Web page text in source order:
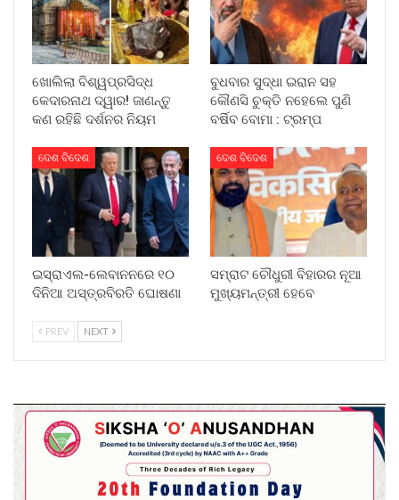
ଖୋଲିଲା ବିଶ୍ୱପ୍ରସିଦ୍ଧ
କେଦାରନାଥ ଦ୍ୱାର! ଜାଣନ୍ତୁ
କଣ ରହିଛି ଦର୍ଶନର ନିୟମ
ବୁଧବାର ସୁଦ୍ଧା ଇରାନ ସହ
କୌଣସି ଚୁକ୍ତି ନହେଲେ ପୁଣି
ବର୍ଷିବ ବୋମା : ଟ୍ରମ୍ପ
ଦେଶ ବିଦେଶ
ଇସ୍ରାଏଲ-ଲେବାନନରେ ୧୦
ଦିନିଆ ଅସ୍ତ୍ରବିରତି ଘୋଷଣା
ଦେଶ ବିଦେଶ
ସମ୍ରାଟ ଚୌଧୁରୀ ବିହାରର ନୂଆ
ମୁଖ୍ୟମନ୍ତ୍ରୀ ହେବେ
PREV NEXT